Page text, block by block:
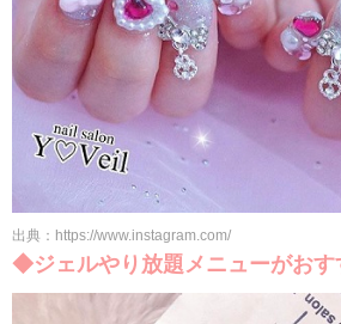
出典：https://www.instagram.com/
◆ジェルやり放題メニューがおす